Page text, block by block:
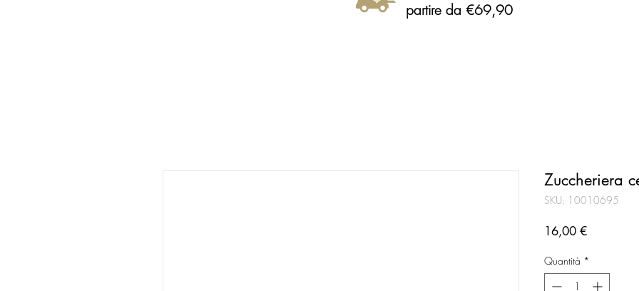
partire da €69,90
Zuccheriera
SKU: 10010695
16,00 €Prezzo
Quantità *